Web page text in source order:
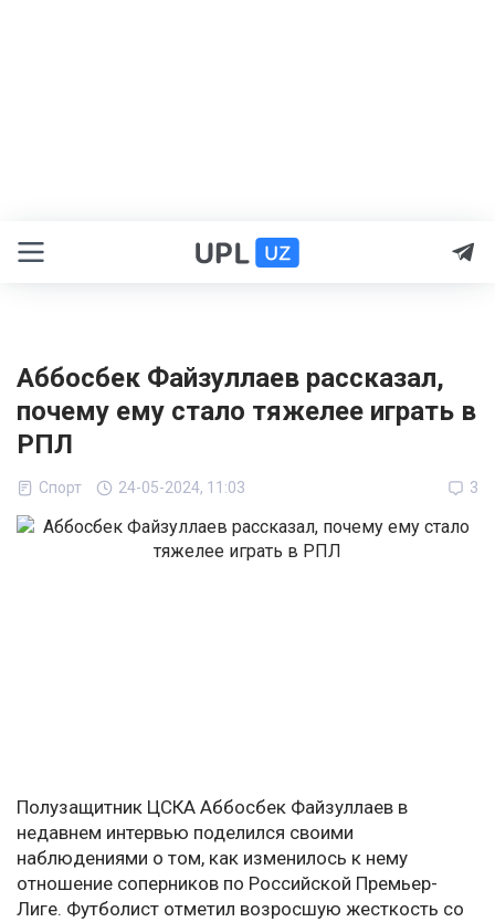
Аббосбек Файзуллаев рассказал,
почему ему стало тяжелее играть в
РПЛ
Спорт 24-05-2024, 11:03 3
Полузащитник ЦСКА Аббосбек Файзуллаев в
недавнем интервью поделился своими
наблюдениями о том, как изменилось к нему
отношение соперников по Российской Премьер-
Лиге. Футболист отметил возросшую жесткость со